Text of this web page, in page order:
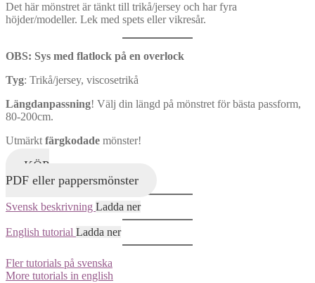
Det här mönstret är tänkt till trikå/jersey och har fyra
höjder/modeller. Lek med spets eller vikresår.
OBS: Sys med flatlock på en overlock
Tyg: Trikå/jersey, viscosetrikå
Längdanpassning! Välj din längd på mönstret för bästa passform,
80-200cm.
Utmärkt färgkodade mönster!
KÖP
PDF eller pappersmönster
Svensk beskrivning Ladda ner
English tutorial Ladda ner
Fler tutorials på svenska
More tutorials in english